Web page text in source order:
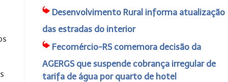
Desenvolvimento Rural informa atualização
das estradas do interior
Fecomércio-RS comemora decisão da
AGERGS que suspende cobrança irregular de
tarifa de água por quarto de hotel